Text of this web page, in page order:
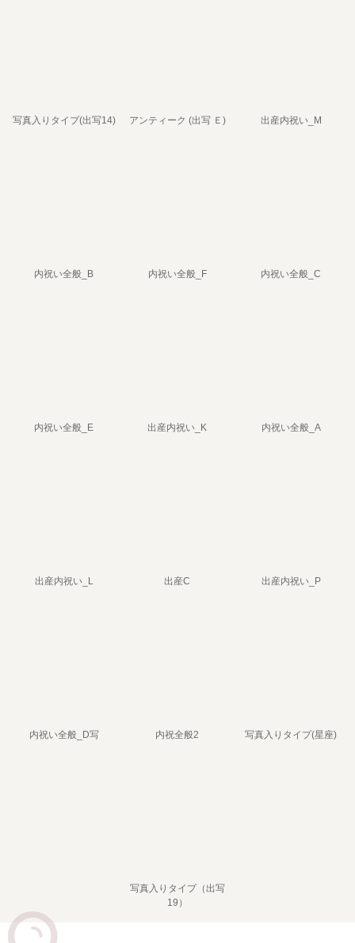
写真入りタイプ(出写14) アンティーク (出写 Ｅ) 出産内祝い_M
内祝い全般_B 内祝い全般_F 内祝い全般_C
内祝い全般_E 出産内祝い_K 内祝い全般_A
出産内祝い_L 出産C 出産内祝い_P
内祝い全般_D写 内祝全般2 写真入りタイプ(星座)
写真入りタイプ（出写
19）